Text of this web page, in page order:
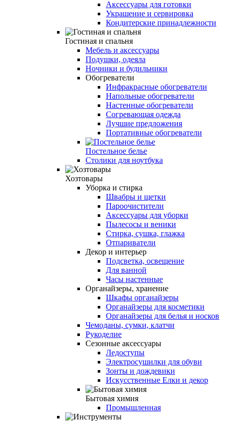
Аксессуары для готовки
Украшение и сервировка
Кондитерские принадлежности
Гостиная и спальня
Мебель и аксессуары
Подушки, одеяла
Ночники и будильники
Обогреватели
Инфракрасные обогреватели
Напольные обогреватели
Настенные обогреватели
Согревающая одежда
Лучшие предложения
Портативные обогреватели
Постельное белье
Столики для ноутбука
Хозтовары
Уборка и стирка
Швабры и щетки
Пароочистители
Аксессуары для уборки
Пылесосы и веники
Стирка, сушка, глажка
Отпариватели
Декор и интерьер
Подсветка, освещение
Для ванной
Часы настенные
Органайзеры, хранение
Шкафы органайзеры
Органайзеры для косметики
Органайзеры для белья и носков
Чемоданы, сумки, клатчи
Рукоделие
Сезонные аксессуары
Ледоступы
Электросушилки для обуви
Зонты и дождевики
Искусственные Елки и декор
Бытовая химия
Промышленная